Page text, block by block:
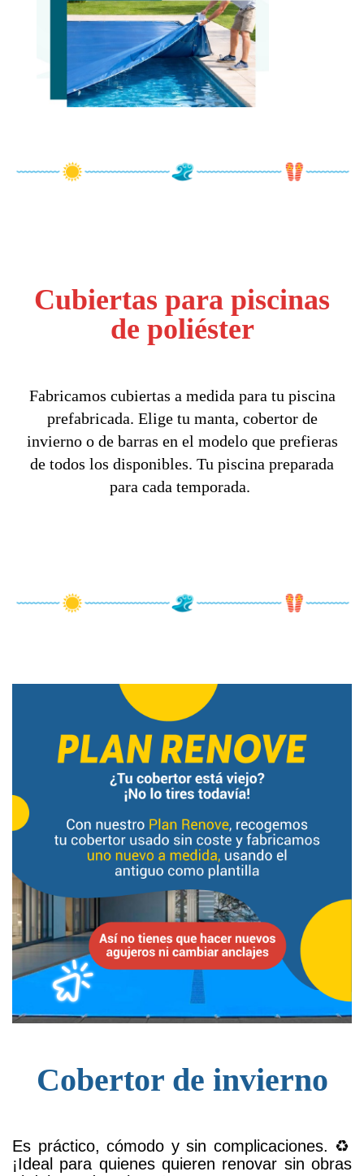
Cubiertas para piscinas
de poliéster
Fabricamos cubiertas a medida para tu piscina
prefabricada. Elige tu manta, cobertor de
invierno o de barras en el modelo que prefieras
de todos los disponibles. Tu piscina preparada
para cada temporada.
Cobertor de invierno
Es práctico, cómodo y sin complicaciones. ♻️
¡Ideal para quienes quieren renovar sin obras